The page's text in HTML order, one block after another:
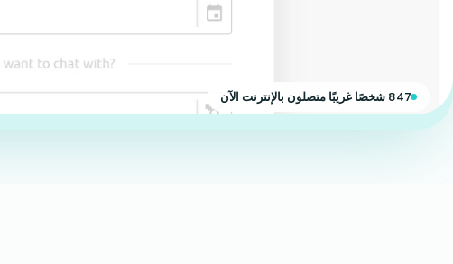
847 شخصًا غريبًا متصلون بالإنترنت الآن